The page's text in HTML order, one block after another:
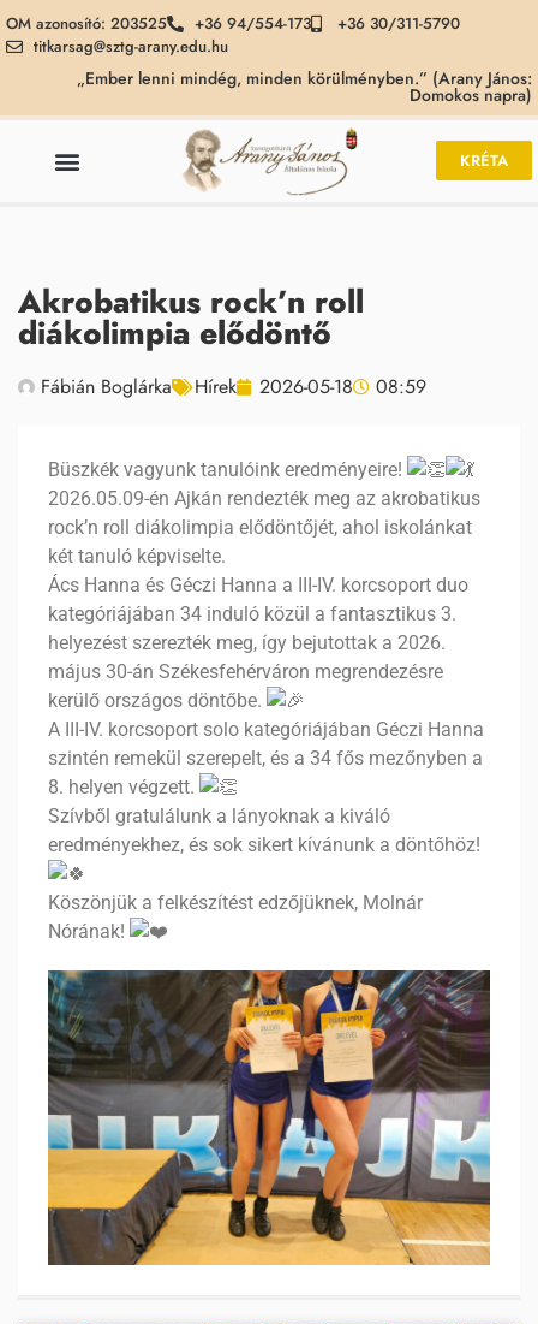
OM azonosító: 203525 +36 94/554-173
+36 30/311-5790
titkarsag@sztg-arany.edu.hu
„Ember lenni mindég, minden körülményben.” (Arany János:
Domokos napra)
KRÉTA
Akrobatikus rock’n roll
diákolimpia elődöntő
Fábián Boglárka Hírek 2026-05-18 08:59
Büszkék vagyunk tanulóink eredményeire!
2026.05.09-én Ajkán rendezték meg az akrobatikus
rock’n roll diákolimpia elődöntőjét, ahol iskolánkat
két tanuló képviselte.
Ács Hanna és Géczi Hanna a III-IV. korcsoport duo
kategóriájában 34 induló közül a fantasztikus 3.
helyezést szerezték meg, így bejutottak a 2026.
május 30-án Székesfehérváron megrendezésre
kerülő országos döntőbe.
A III-IV. korcsoport solo kategóriájában Géczi Hanna
szintén remekül szerepelt, és a 34 fős mezőnyben a
8. helyen végzett.
Szívből gratulálunk a lányoknak a kiváló
eredményekhez, és sok sikert kívánunk a döntőhöz!
Köszönjük a felkészítést edzőjüknek, Molnár
Nórának!